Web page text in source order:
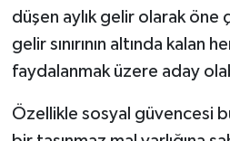
düşen aylık gelir olarak öne
gelir sınırının altında kalan
faydalanmak üzere aday
Özellikle sosyal güvencesi